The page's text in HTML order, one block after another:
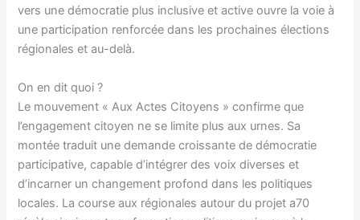
vers une démocratie plus inclusive et active ouvre la voie à
une participation renforcée dans les prochaines élections
régionales et au-delà.
On en dit quoi ?
Le mouvement « Aux Actes Citoyens » confirme que
l’engagement citoyen ne se limite plus aux urnes. Sa
montée traduit une demande croissante de démocratie
participative, capable d’intégrer des voix diverses et
d’incarner un changement profond dans les politiques
locales. La course aux régionales autour du projet a70